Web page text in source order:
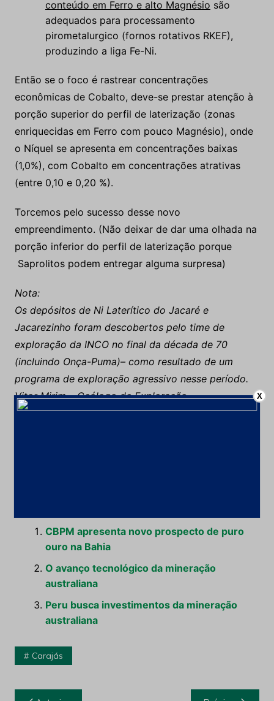
conteúdo em Ferro e alto Magnésio são
adequados para processamento
pirometalurgico (fornos rotativos RKEF),
produzindo a liga Fe-Ni.
Então se o foco é rastrear concentrações
econômicas de Cobalto, deve-se prestar atenção à
porção superior do perfil de laterização (zonas
enriquecidas em Ferro com pouco Magnésio), onde
o Níquel se apresenta em concentrações baixas
(1,0%), com Cobalto em concentrações atrativas
(entre 0,10 e 0,20 %).
Torcemos pelo sucesso desse novo
empreendimento. (Não deixar de dar uma olhada na
porção inferior do perfil de laterização porque
Saprolitos podem entregar alguma surpresa)
Nota:
Os depósitos de Ni Laterítico do Jacaré e
Jacarezinho foram descobertos pelo time de
exploração da INCO no final da década de 70
(incluindo Onça-Puma)– como resultado de um
programa de exploração agressivo nesse período.
Vitor Mirim – Geólogo de Exploração
VRM Geologia e Mineração Ltda
CBPM apresenta novo prospecto de puro
ouro na Bahia
O avanço tecnológico da mineração
australiana
Peru busca investimentos da mineração
australiana
Carajás
X